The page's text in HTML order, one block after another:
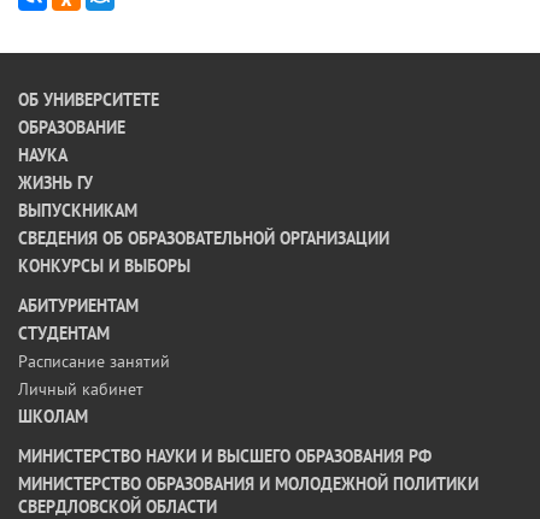
ОБ УНИВЕРСИТЕТЕ
ОБРАЗОВАНИЕ
НАУКА
ЖИЗНЬ ГУ
ВЫПУСКНИКАМ
СВЕДЕНИЯ ОБ ОБРАЗОВАТЕЛЬНОЙ ОРГАНИЗАЦИИ
КОНКУРСЫ И ВЫБОРЫ
АБИТУРИЕНТАМ
СТУДЕНТАМ
Расписание занятий
Личный кабинет
ШКОЛАМ
МИНИСТЕРСТВО НАУКИ И ВЫСШЕГО ОБРАЗОВАНИЯ РФ
МИНИСТЕРСТВО ОБРАЗОВАНИЯ И МОЛОДЕЖНОЙ ПОЛИТИКИ
СВЕРДЛОВСКОЙ ОБЛАСТИ